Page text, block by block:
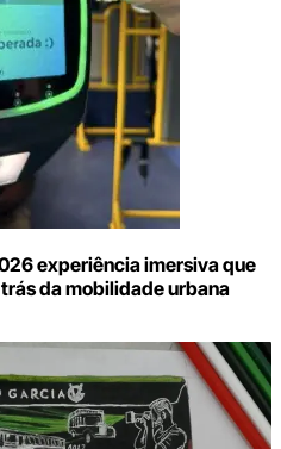
experiência imersiva que
da mobilidade urbana